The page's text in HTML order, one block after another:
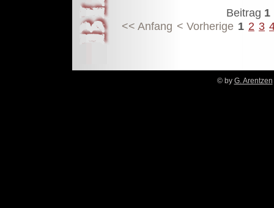
Beitrag 1
<< Anfang < Vorherige 1 2 3
© by G. Arentzen